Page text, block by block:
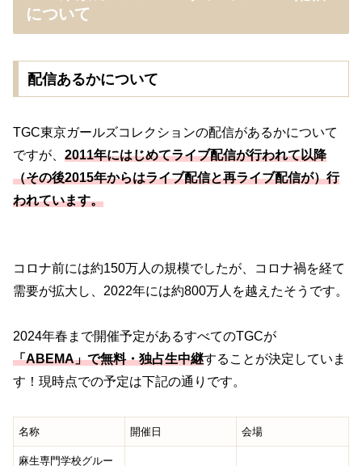
について
配信あるかについて
TGC東京ガールズコレクションの配信があるかについて
ですが、 2011年にはじめてライブ配信が行われて以降
（その後2015年からはライブ配信と再ライブ配信が）行
われています。
コロナ前には約150万⼈の規模でしたが、コロナ禍を経て
需要が拡⼤し、2022年には約800万⼈を越えたそうです。
2024年春まで開催予定があるすべてのTGCが
「ABEMA」で無料・独占⽣中継することが決定していま
す！現時点での予定は下記の通りです。
名称 開催日 会場
麻生専門学校グルー